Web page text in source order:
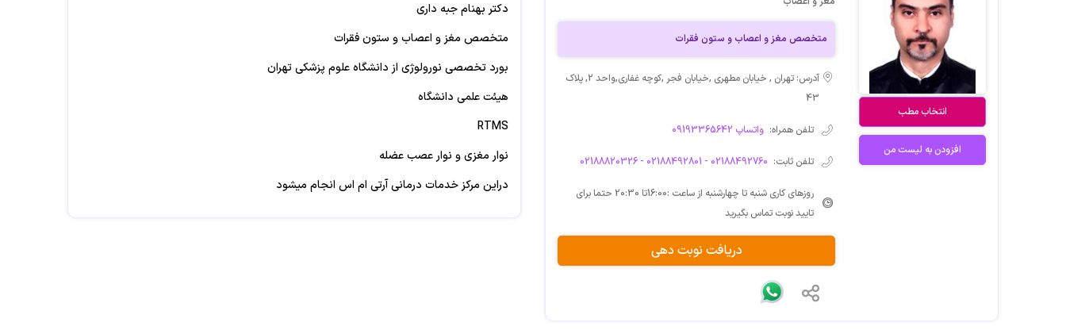
انتخاب مطب
افزودن به لیست من
متخصص مغز و اعصاب و ستون فقرات
آدرس: تهران , خیابان مطهری ,خیابان فجر ,کوچه غفاری,واحد 2, پلاک
43
تلفن همراه: 09193365642 واتساپ
تلفن ثابت: 02188820326 - 02188492801 - 02188492760
روزهای کاری شنبه تا چهارشنبه از ساعت :16:00تا 20:30 حتما برای
تایید نوبت تماس بگیرید
دریافت نوبت دهی
دکتر بهنام جبه داری
متخصص مغز و اعصاب و ستون فقرات
بورد تخصصی نورولوژی از دانشگاه علوم پزشکی تهران
هیئت علمی دانشگاه
RTMS
نوار مغزی و نوار عصب عضله
دراین مرکز خدمات درمانی آرتی ام اس انجام میشود